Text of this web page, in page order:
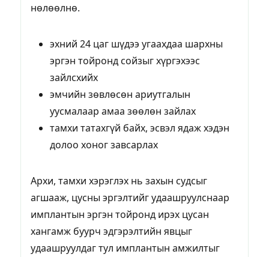
нөлөөлнө.
эхний 24 цаг шүдээ угаахдаа шархны
эргэн тойронд сойзыг хүргэхээс
зайлсхийх
эмчийн зөвлөсөн ариутгалын
уусмалаар амаа зөөлөн зайлах
тамхи татахгүй байх, эсвэл ядаж хэдэн
долоо хоног завсарлах
Архи, тамхи хэрэглэх нь захын судсыг
агшааж, цусны эргэлтийг удаашруулснаар
имплантын эргэн тойронд ирэх цусан
хангамж буурч эдгэрэлтийн явцыг
удаашруулдаг тул имплантын амжилтыг